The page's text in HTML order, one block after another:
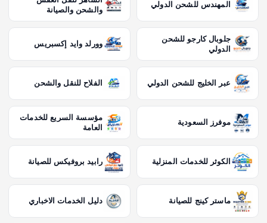
المهندس للشحن الدولي
والشحن والصيانة
جلوبال كارجو للشحن
الدولي
وورلد وايد إكسبريس
عبر الخليج للشحن الدولي الفلاح للنقل والشحن
موفرز السعودية
مؤسسة السريع للخدمات
العامة
الكوثر للخدمات المنزلية رابيد بروفيكس للصيانة
ماستر كينج للصيانة دليل الخدمات الاخباري